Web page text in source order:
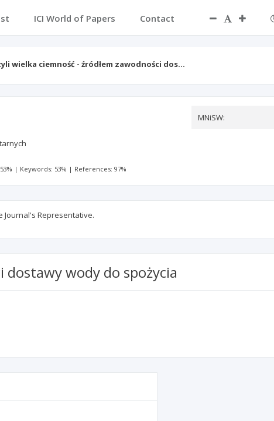
ICI World of Papers Contact
wielka ciemność - źródłem zawodności dos…
MNiSW:
| Keywords: 53% | References: 97%
Journal's Representative.
dostawy wody do spożycia